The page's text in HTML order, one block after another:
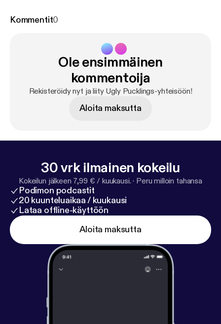
där Viktor berättar om sina fem år borta i
Stanley Cup. Han berättar också om livet i
Kazakstan och i juniortiden då han ena året sprang
ut på isen när hans lag Rögle BK gick upp i SHL,
som supporter. Tills att året efter vara med och
spela själv. In och lyssna och glöm för guds skull inte
att prenumerera på kanalen.
Kommentit0
Ole ensimmäinen
kommentoija
Rekisteröidy nyt ja liity Ugly Pucklings-yhteisöön!
Aloita maksutta
30 vrk ilmainen kokeilu
Kokeilun jälkeen 7,99 € / kuukausi. · Peru milloin tahansa
Podimon podcastit
20 kuunteluaikaa / kuukausi
Lataa offline-käyttöön
Aloita maksutta